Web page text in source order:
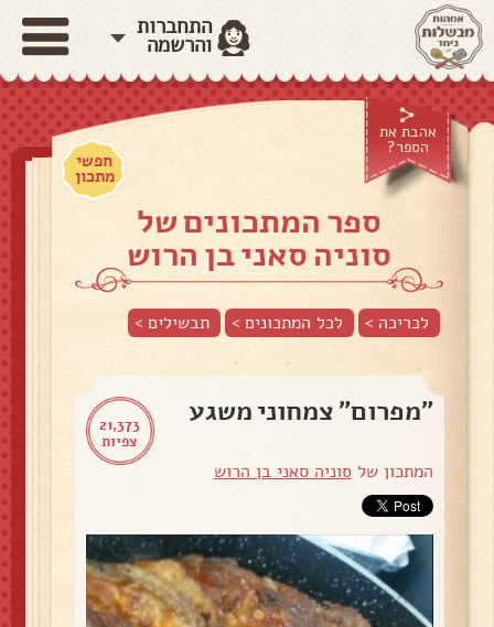
התחברות
והרשמה
אהבת את
הספר?
חפשי
מתכון
ספר המתכונים של
סוניה סאני בן הרוש
לכריכה > לכל המתכונים > תבשילים>
21,373
צפיות
"מפרום" צמחוני משגע
המתכון שלסוניה סאני בן הרוש